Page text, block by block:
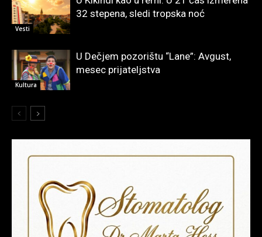
Vesti
32 stepena, sledi tropska noć
Kultura
U Dečjem pozorištu “Lane”: Avgust,
mesec prijateljstva